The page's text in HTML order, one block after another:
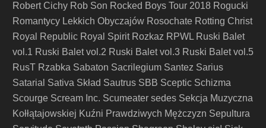
Robert Cichy Rob Son Rocked Boys Tour 2018 Rogucki
Romantycy Lekkich Obyczajów Rosochate Rotting Christ
Royal Republic Royal Spirit Rozkaz RPWL Ruski Balet
vol.1 Ruski Balet vol.2 Ruski Balet vol.3 Ruski Balet vol.5
RusT Rzabka Sabaton Sacrilegium Santez Sarius
Satarial Sativa Skład Sautrus SBB Sceptic Schizma
Scourge Scream Inc. Scumeater sedes Sekcja Muzyczna
Kołłątajowskiej Kuźni Prawdziwych Mężczyzn Sepultura